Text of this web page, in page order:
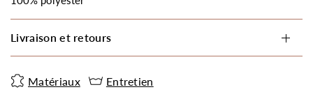
Livraison et retours
Matériaux Entretien